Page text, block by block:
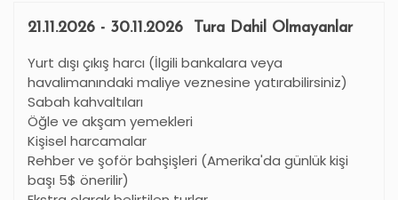
21.11.2026 - 30.11.2026 Tura Dahil Olmayanlar
Yurt dışı çıkış harcı (İlgili bankalara veya
havalimanındaki maliye veznesine yatırabilirsiniz)
Sabah kahvaltıları
Öğle ve akşam yemekleri
Kişisel harcamalar
Rehber ve şoför bahşişleri (Amerika'da günlük kişi
başı 5$ önerilir)